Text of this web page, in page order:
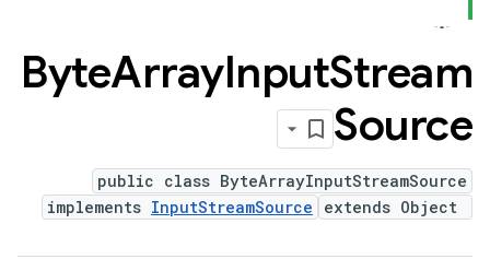
ByteArrayInputStream
Source
public class ByteArrayInputStreamSource
extends Object
implements InputStreamSource